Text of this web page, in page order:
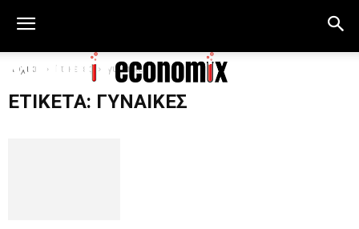
Αρχική Ετικέτες γυναίκες
ΕΤΙΚΈΤΑ: ΓΥΝΑΊΚΕΣ